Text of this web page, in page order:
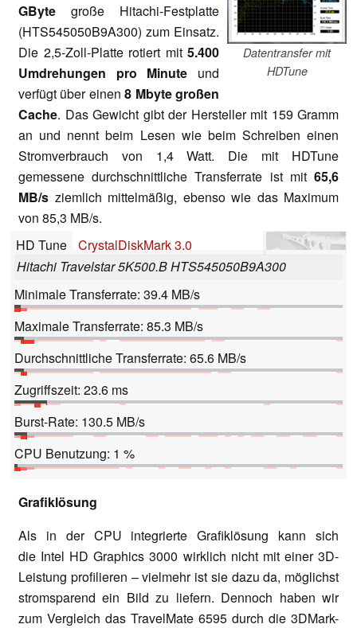
Datentransfer mit
HDTune
GByte große Hitachi-Festplatte
(HTS545050B9A300) zum Einsatz.
Die 2,5-Zoll-Platte rotiert mit 5.400
Umdrehungen pro Minute und
verfügt über einen8 Mbyte großen
Cache. Das Gewicht gibt der Hersteller mit 159 Gramm
an und nennt beim Lesen wie beim Schreiben einen
Stromverbrauch von 1,4 Watt. Die mit HDTune
gemessene durchschnittliche Transferrate ist mit65,6
MB/s ziemlich mittelmäßig, ebenso wie das Maximum
von 85,3 MB/s.
HD Tune
CrystalDiskMark 3.0
Hitachi Travelstar 5K500.B HTS545050B9A300
Minimale Transferrate: 39.4 MB/s
Maximale Transferrate: 85.3 MB/s
Durchschnittliche Transferrate: 65.6 MB/s
Zugriffszeit: 23.6 ms
Burst-Rate: 130.5 MB/s
CPU Benutzung: 1 %
Grafiklösung
Als in der CPU integrierte Grafiklösung kann sich
die Intel HD Graphics 3000 wirklich nicht mit einer 3D-
Leistung profilieren – vielmehr ist sie dazu da, möglichst
stromsparend ein Bild zu liefern. Dennoch haben wir
zum Vergleich das TravelMate 6595 durch die 3DMark-